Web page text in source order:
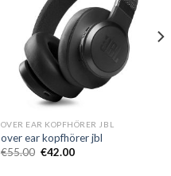
OVER EAR KOPFHÖRER JBL
over ear kopfhörer jbl
€55.00 €42.00